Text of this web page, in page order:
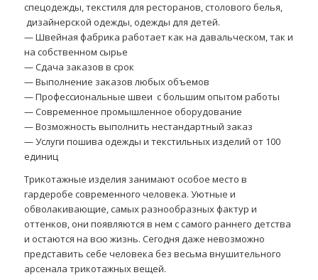
спецодежды, текстиля для ресторанов, столового белья,
дизайнерской одежды, одежды для детей.
— Швейная фабрика работает как на давальческом, так и
на собственном сырье
— Сдача заказов в срок
— Выполнение заказов любых объемов
— Профессиональные швеи с большим опытом работы
— Современное промышленное оборудование
— Возможность выполнить нестандартный заказ
— Услуги пошива одежды и текстильных изделий от 100
единиц
Трикотажные изделия занимают особое место в
гардеробе современного человека. Уютные и
обволакивающие, самых разнообразных фактур и
оттенков, они появляются в нем с самого раннего детства
и остаются на всю жизнь. Сегодня даже невозможно
представить себе человека без весьма внушительного
арсенала трикотажных вещей.